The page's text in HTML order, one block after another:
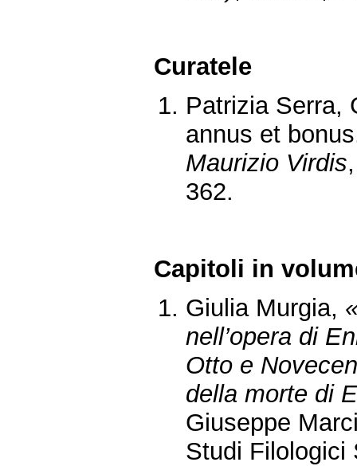
Curatele
Patrizia Serra,
annus et
Maurizio Virdis
362.
Capitoli in
Giulia Murgia,
nell’opera di
Otto e
della morte di
Giuseppe
Studi Filologici